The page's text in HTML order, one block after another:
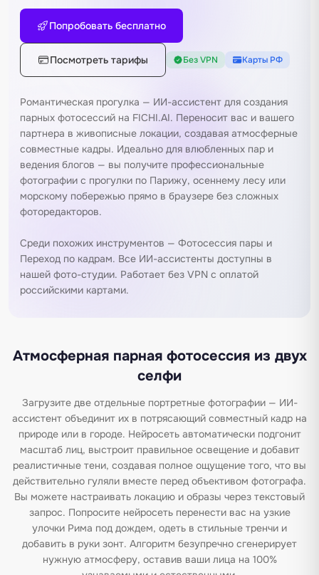
Попробовать бесплатно
Посмотреть тарифы Без VPN Карты РФ
Романтическая прогулка — ИИ-ассистент для создания
парных фотосессий на FICHI.AI. Переносит вас и вашего
партнера в живописные локации, создавая атмосферные
совместные кадры. Идеально для влюбленных пар и
ведения блогов — вы получите профессиональные
фотографии с прогулки по Парижу, осеннему лесу или
морскому побережью прямо в браузере без сложных
фоторедакторов.
Среди похожих инструментов — Фотосессия пары и
Переход по кадрам. Все ИИ-ассистенты доступны в
нашей фото-студии. Работает без VPN с оплатой
российскими картами.
Атмосферная парная фотосессия из двух
селфи
Загрузите две отдельные портретные фотографии — ИИ-
ассистент объединит их в потрясающий совместный кадр на
природе или в городе. Нейросеть автоматически подгонит
масштаб лиц, выстроит правильное освещение и добавит
реалистичные тени, создавая полное ощущение того, что вы
действительно гуляли вместе перед объективом фотографа.
Вы можете настраивать локацию и образы через текстовый
запрос. Попросите нейросеть перенести вас на узкие
улочки Рима под дождем, одеть в стильные тренчи и
добавить в руки зонт. Алгоритм безупречно сгенерирует
нужную атмосферу, оставив ваши лица на 100%